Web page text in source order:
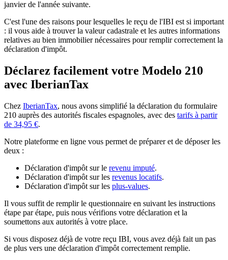
janvier de l'année suivante.
C'est l'une des raisons pour lesquelles le reçu de l'IBI est si important
: il vous aide à trouver la valeur cadastrale et les autres informations
relatives au bien immobilier nécessaires pour remplir correctement la
déclaration d'impôt.
Déclarez facilement votre Modelo 210
avec IberianTax
Chez IberianTax, nous avons simplifié la déclaration du formulaire
210 auprès des autorités fiscales espagnoles, avec des tarifs à partir
de 34,95 €.
Notre plateforme en ligne vous permet de préparer et de déposer les
deux :
Déclaration d'impôt sur le revenu imputé.
Déclaration d'impôt sur les revenus locatifs.
Déclaration d'impôt sur les plus-values.
Il vous suffit de remplir le questionnaire en suivant les instructions
étape par étape, puis nous vérifions votre déclaration et la
soumettons aux autorités à votre place.
Si vous disposez déjà de votre reçu IBI, vous avez déjà fait un pas
de plus vers une déclaration d'impôt correctement remplie.